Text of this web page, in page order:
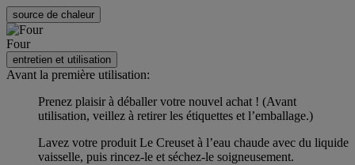
source de chaleur
Four
entretien et utilisation
Avant la première utilisation:
Prenez plaisir à déballer votre nouvel achat ! (Avant
utilisation, veillez à retirer les étiquettes et l’emballage.)
Lavez votre produit Le Creuset à l’eau chaude avec du liquide
vaisselle, puis rincez-le et séchez-le soigneusement.